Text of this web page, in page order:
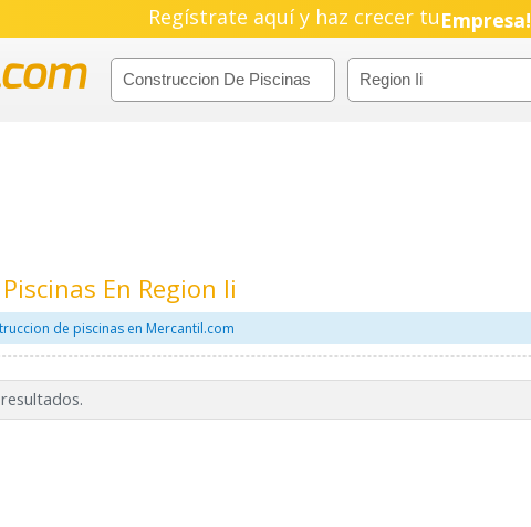
Regístrate aquí y haz crecer tuEmpresa!
Negocio!
Pyme!
En Region Ii
de piscinas en Mercantil.com